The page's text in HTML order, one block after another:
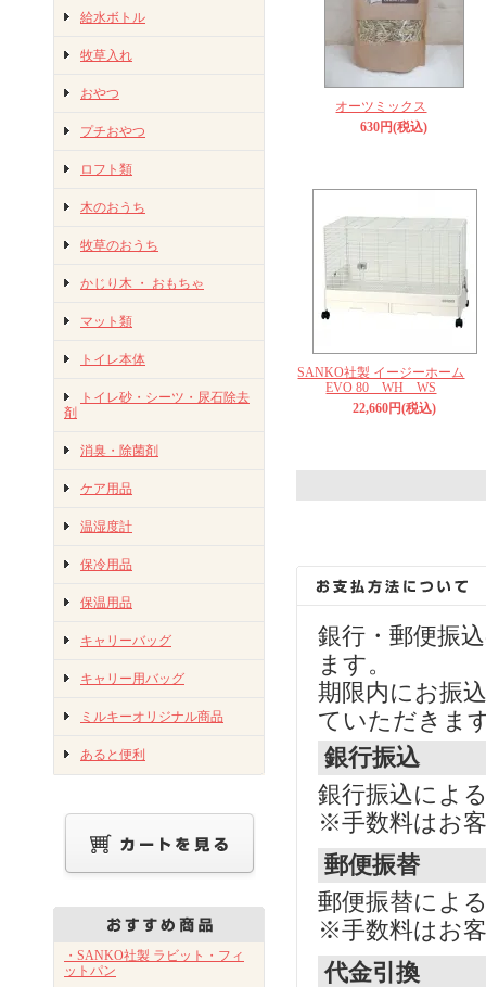
給水ボトル
牧草入れ
おやつ
プチおやつ
ロフト類
木のおうち
牧草のおうち
かじり木 ・ おもちゃ
マット類
トイレ本体
トイレ砂・シーツ・尿石除去
剤
消臭・除菌剤
ケア用品
温湿度計
保冷用品
保温用品
キャリーバッグ
キャリー用バッグ
ミルキーオリジナル商品
あると便利
・SANKO社製 ラビット・フィ
ットパン
オーツミックス
630円(税込)
SANKO社製 イージーホーム
EVO 80 WH WS
22,660円(税込)
銀行・郵便振
ます。
期限内にお振
ていただきま
銀行振込
銀行振込によ
※手数料はお
郵便振替
郵便振替によ
※手数料はお
代金引換